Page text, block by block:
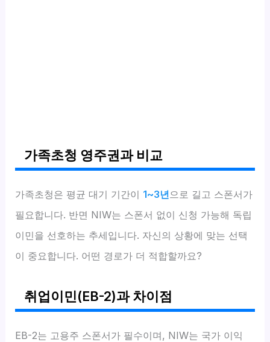
가족초청 영주권과 비교
가족초청은 평균 대기 기간이 1~3년으로 길고 스폰서가
필요합니다. 반면 NIW는 스폰서 없이 신청 가능해 독립
이민을 선호하는 추세입니다. 자신의 상황에 맞는 선택
이 중요합니다. 어떤 경로가 더 적합할까요?
취업이민(EB-2)과 차이점
EB-2는 고용주 스폰서가 필수이며, NIW는 국가 이익